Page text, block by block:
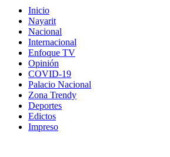
Inicio
Nayarit
Nacional
Internacional
Enfoque TV
Opinión
COVID-19
Palacio Nacional
Zona Trendy
Deportes
Edictos
Impreso